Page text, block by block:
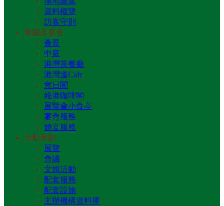
資料概覽
訪客守則
餐廳及宴會
薈景
中庭
港灣茶餐廳
港灣道Cafe
意日閣
維港咖啡閣
展覽會小食亭
宴會服務
婚宴服務
活動策劃
展覽
會議
文娛活動
配套服務
配套設施
主辦機構資料庫